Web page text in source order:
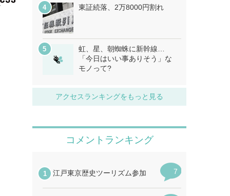
東証続落、2万8000円割れ
虹、星、朝蜘蛛に新幹線…
「今日はいい事ありそう」な
モノって?
アクセスランキングをもっと見る